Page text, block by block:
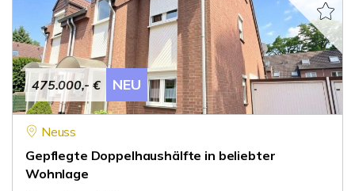
475.000,- € NEU
Neuss
Gepflegte Doppelhaushälfte in beliebter
Wohnlage